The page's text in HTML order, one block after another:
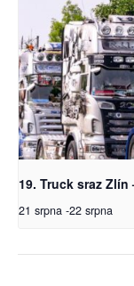
19. Truck sraz
21 srpna -22 srpna